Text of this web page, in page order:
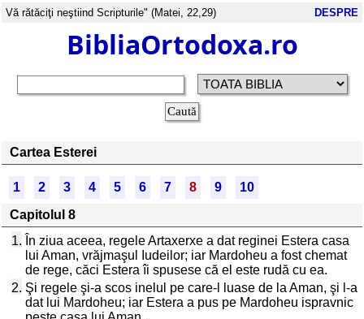
Vă rătăciţi neştiind Scripturile" (Matei, 22,29) DESPRE
BibliaOrtodoxa.ro
Cartea Esterei
1 2 3 4 5 6 7 8 9
10
Capitolul 8
1. În ziua aceea, regele Artaxerxe a dat reginei Estera casa
lui Aman, vrăjmaşul Iudeilor; iar Mardoheu a fost chemat
de rege, căci Estera îi spusese că el este rudă cu ea.
2. Şi regele şi-a scos inelul pe care-l luase de la Aman, şi l-a
dat lui Mardoheu; iar Estera a pus pe Mardoheu ispravnic